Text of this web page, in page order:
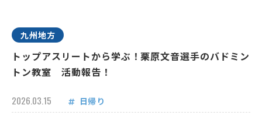
九州地方
トップアスリートから学ぶ！栗原文音選手のバドミン
トン教室 活動報告！
2026.03.15 日帰り